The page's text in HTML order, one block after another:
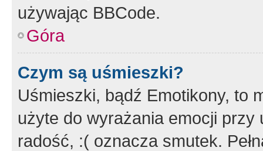
używając BBCode.
Góra
Czym są uśmieszki?
Uśmieszki, bądź Emotikony, to
użyte do wyrażania emocji
radość, :( oznacza smutek.